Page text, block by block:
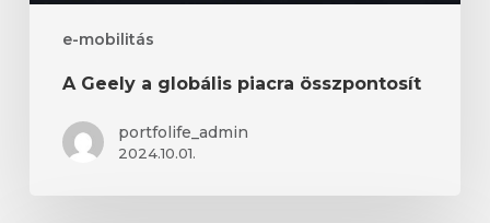
e-mobilitás
A Geely a globális piacra összpontosít
portfolife_admin
2024.10.01.